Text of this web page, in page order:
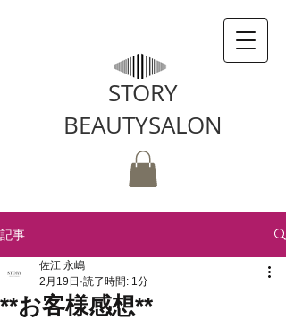
STORY
BEAUTYSALON
記事
**お客様感想**
佐江 永嶋
2月19日 読了時間: 1分